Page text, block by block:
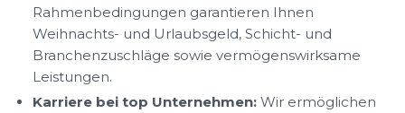
Rahmenbedingungen garantieren Ihnen
Weihnachts- und Urlaubsgeld, Schicht- und
Branchenzuschläge sowie vermögenswirksame
Leistungen.
Karriere bei top Unternehmen: Wir ermöglichen